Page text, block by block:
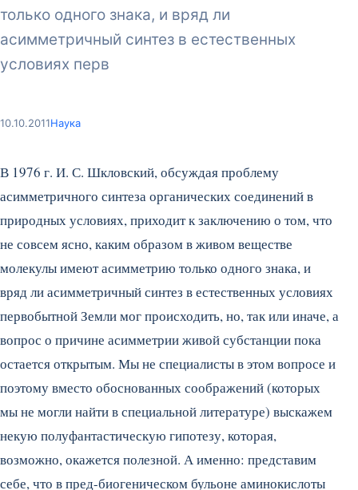
только одного знака, и вряд ли
асимметричный синтез в естественных
условиях перв
10.10.2011Наука
В 1976 г. И. С. Шкловский, обсуждая проблему
асимметричного синтеза органических соединений в
природных условиях, приходит к заключению о том, что
не совсем ясно, каким образом в живом веществе
молекулы имеют асимметрию только одного знака, и
вряд ли асимметричный синтез в естественных условиях
первобытной Земли мог происходить, но, так или иначе, а
вопрос о причине асимметрии живой субстанции пока
остается открытым. Мы не специалисты в этом вопросе и
поэтому вместо обоснованных соображений (которых
мы не могли найти в специальной литературе) выскажем
некую полуфантастическую гипотезу, которая,
возможно, окажется полезной. А именно: представим
себе, что в пред-биогеническом бульоне аминокислоты